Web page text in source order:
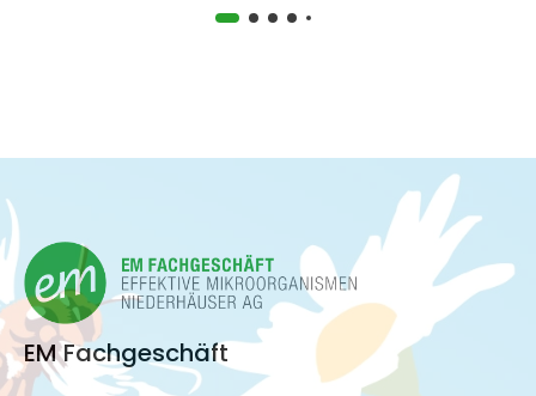
EM Fachgeschäft